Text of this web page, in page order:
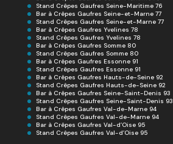
Stand Crêpes Gaufres Seine-Maritime 76
Bar à Crêpes Gaufres Seine-et-Marne 77
Stand Crêpes Gaufres Seine-et-Marne 77
Bar à Crêpes Gaufres Yvelines 78
Stand Crêpes Gaufres Yvelines 78
Bar à Crêpes Gaufres Somme 80
Stand Crêpes Gaufres Somme 80
Bar à Crêpes Gaufres Essonne 91
Stand Crêpes Gaufres Essonne 91
Bar à Crêpes Gaufres Hauts-de-Seine 92
Stand Crêpes Gaufres Hauts-de-Seine 92
Bar à Crêpes Gaufres Seine-Saint-Denis 93
Stand Crêpes Gaufres Seine-Saint-Denis 93
Bar à Crêpes Gaufres Val-de-Marne 94
Stand Crêpes Gaufres Val-de-Marne 94
Bar à Crêpes Gaufres Val-d’Oise 95
Stand Crêpes Gaufres Val-d’Oise 95